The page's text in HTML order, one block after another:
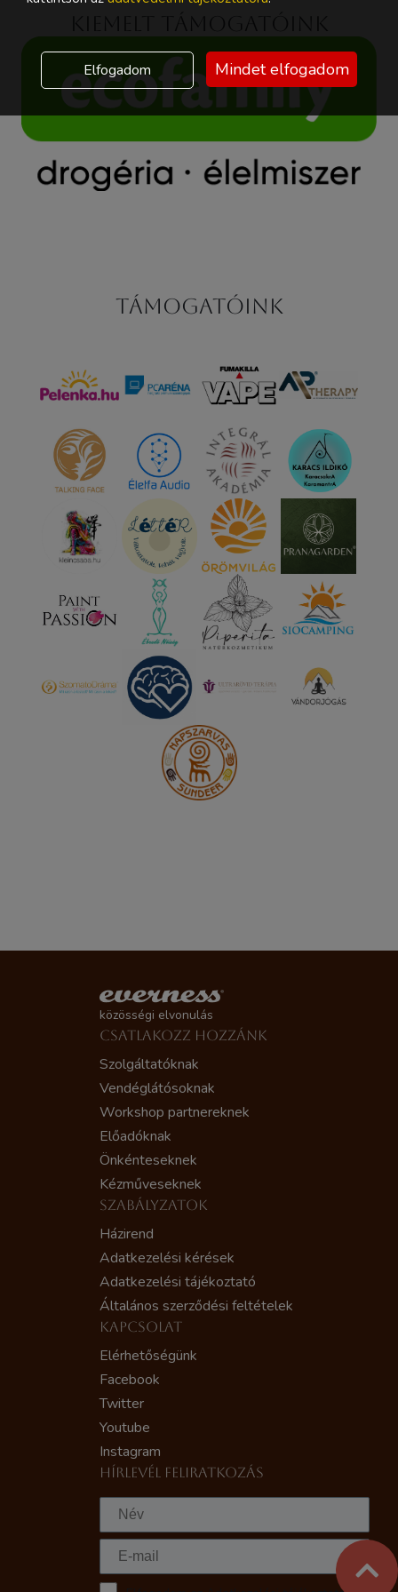
Támogatóink
közösségi elvonulás
CSATLAKOZZ HOZZÁNK
Szolgáltatóknak
Vendéglátósoknak
Workshop partnereknek
Előadóknak
Önkénteseknek
Kézműveseknek
SZABÁLYZATOK
Házirend
Adatkezelési kérések
Adatkezelési tájékoztató
Általános szerződési feltételek
KAPCSOLAT
Elérhetőségünk
Facebook
Twitter
Youtube
Instagram
HÍRLEVÉL FELIRATKOZÁS
Elfogadom Mindet elfogadom